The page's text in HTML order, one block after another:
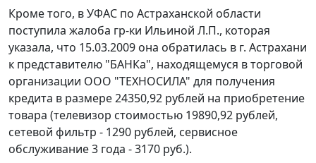
Кроме того, в УФАС по Астраханской области
поступила жалоба гр-ки Ильиной Л.П., которая
указала, что 15.03.2009 она обратилась в г. Астрахани
к представителю "БАНКа", находящемуся в торговой
организации ООО "ТЕХНОСИЛА" для получения
кредита в размере 24350,92 рублей на приобретение
товара (телевизор стоимостью 19890,92 рублей,
сетевой фильтр - 1290 рублей, сервисное
обслуживание 3 года - 3170 руб.).